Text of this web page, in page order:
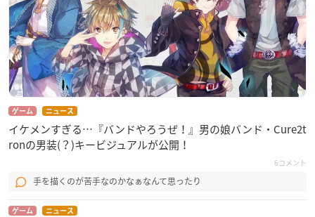
ゲーム ニュース
イケメンすぎる…『バンドやろうぜ！』男の娘バンド・Cure2t
ronの男装(？)キービジュアルが公開！
6コメント
手を描くのが苦手なのかなぁなんて思ったり
ゲーム ニュース